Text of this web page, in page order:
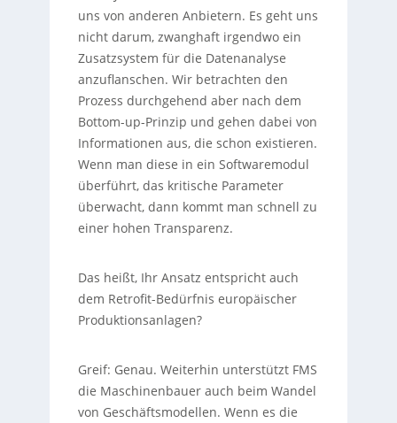
uns von anderen Anbietern. Es geht uns
nicht darum, zwanghaft irgendwo ein
Zusatzsystem für die Datenanalyse
anzuflanschen. Wir betrachten den
Prozess durchgehend aber nach dem
Bottom-up-Prinzip und gehen dabei von
Informationen aus, die schon existieren.
Wenn man diese in ein Softwaremodul
überführt, das kritische Parameter
überwacht, dann kommt man schnell zu
einer hohen Transparenz.
Das heißt, Ihr Ansatz entspricht auch
dem Retrofit-Bedürfnis europäischer
Produktionsanlagen?
Greif: Genau. Weiterhin unterstützt FMS
die Maschinenbauer auch beim Wandel
von Geschäftsmodellen. Wenn es die